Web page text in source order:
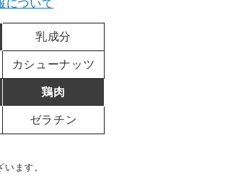
について
乳成分
カシューナッツ
鶏肉
ゼラチン
ます。